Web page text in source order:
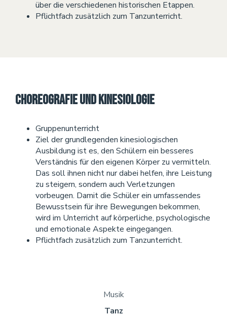
über die verschiedenen historischen Etappen.
Pflichtfach zusätzlich zum Tanzunterricht.
Choreografie und Kinesiologie
Gruppenunterricht
Ziel der grundlegenden kinesiologischen
Ausbildung ist es, den Schülern ein besseres
Verständnis für den eigenen Körper zu vermitteln.
Das soll ihnen nicht nur dabei helfen, ihre Leistung
zu steigern, sondern auch Verletzungen
vorbeugen. Damit die Schüler ein umfassendes
Bewusstsein für ihre Bewegungen bekommen,
wird im Unterricht auf körperliche, psychologische
und emotionale Aspekte eingegangen.
Pflichtfach zusätzlich zum Tanzunterricht.
Musik
Tanz